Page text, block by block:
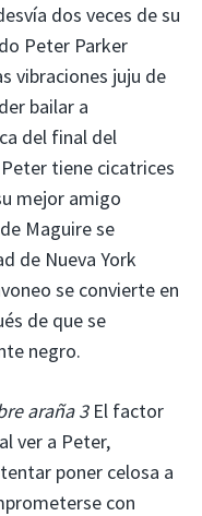
dos veces de su
Peter Parker
vibraciones juju de
bailar a
del final del
tiene cicatrices
mejor amigo
Maguire se
de Nueva York
se convierte en
de que se
negro.
araña 3El factor
ver a Peter,
poner celosa a
con